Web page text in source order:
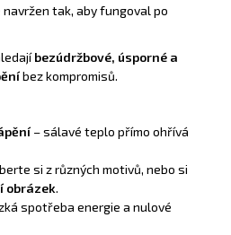
tak, aby fungoval po
bezúdržbové, úsporné a
bez kompromisů.
– sálavé teplo přímo ohřívá
si z různých motivů, nebo si
obrázek.
spotřeba energie a nulové